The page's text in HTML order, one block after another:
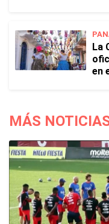
La
en
MÁS